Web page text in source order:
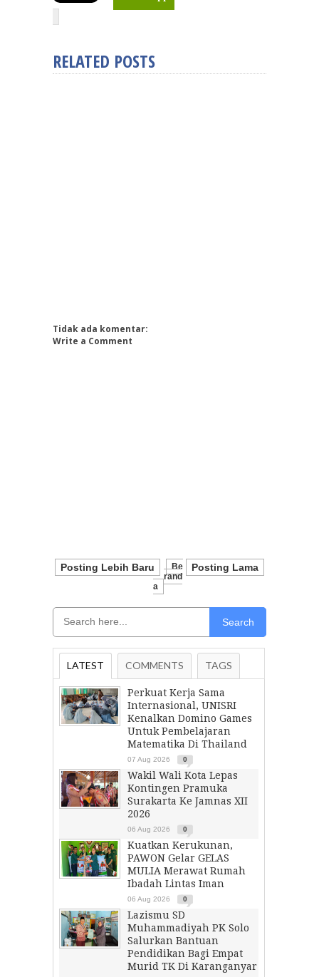
RELATED POSTS
Tidak ada komentar:
Write a Comment
Posting Lebih Baru Posting Lama
Be
Rand
A
Search
LATEST COMMENTS TAGS
Perkuat Kerja Sama
Internasional, UNISRI
Kenalkan Domino Games
Untuk Pembelajaran
Matematika Di Thailand
07 Aug 2026 0
Wakil Wali Kota Lepas
Kontingen Pramuka
Surakarta Ke Jamnas XII
2026
06 Aug 2026 0
Kuatkan Kerukunan,
PAWON Gelar GELAS
MULIA Merawat Rumah
Ibadah Lintas Iman
06 Aug 2026 0
Lazismu SD
Muhammadiyah PK Solo
Salurkan Bantuan
Pendidikan Bagi Empat
Murid TK Di Karanganyar